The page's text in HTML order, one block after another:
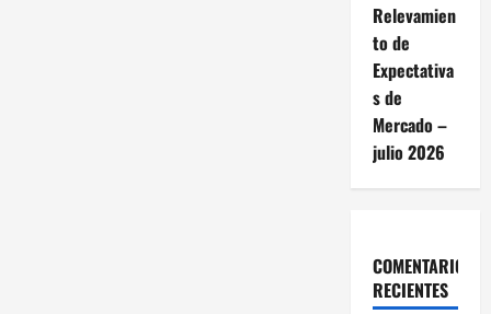
Relevamien
to de
Expectativa
s de
Mercado –
julio 2026
COMENTARIOS
RECIENTES